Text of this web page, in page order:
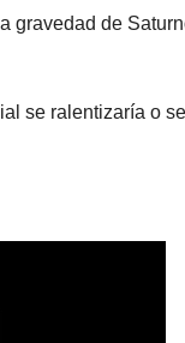
gravedad de
se ralentizaría o